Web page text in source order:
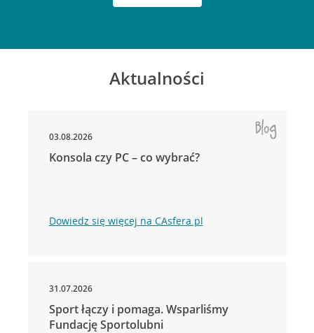
Aktualności
03.08.2026
Konsola czy PC – co wybrać?
Dowiedz się więcej na CAsfera.pl
31.07.2026
Sport łączy i pomaga. Wsparliśmy
Fundację Sportolubni